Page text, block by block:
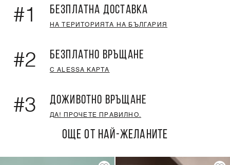
#1 БЕЗПЛАТНА ДОСТАВКА
НА ТЕРИТОРИЯТА НА БЪЛГАРИЯ
#2 БЕЗПЛАТНО ВРЪЩАНЕ
С ALESSA КАРТА
#3 ДОЖИВОТНО ВРЪЩАНЕ
ДА! ПРОЧЕТЕ ПРАВИЛНО.
ОЩЕ ОТ НАЙ-ЖЕЛАНИТЕ